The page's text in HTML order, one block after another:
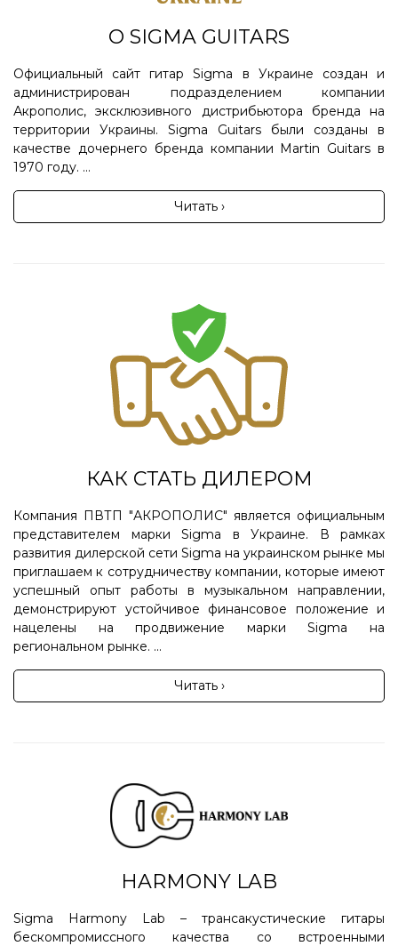
О SIGMA GUITARS
Официальный сайт гитар Sigma в Украине создан и
администрирован подразделением компании
Акрополис, эксклюзивного дистрибьютора бренда на
территории Украины. Sigma Guitars были созданы в
качестве дочернего бренда компании Martin Guitars в
1970 году. ...
Читать ›
КАК СТАТЬ ДИЛЕРОМ
Компания ПВТП "АКРОПОЛИС" является официальным
представителем марки Sigma в Украине. В рамках
развития дилерской сети Sigma на украинском рынке мы
приглашаем к сотрудничеству компании, которые имеют
успешный опыт работы в музыкальном направлении,
демонстрируют устойчивое финансовое положение и
нацелены на продвижение марки Sigma на
региональном рынке. ...
Читать ›
HARMONY LAB
Sigma Harmony Lab – трансакустические гитары
бескомпромиссного качества со встроенными